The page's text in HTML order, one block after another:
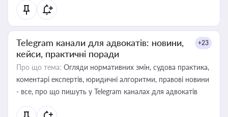
Telegram канали для адвокатів: новини,
кейси, практичні поради
+23
Про що тема: Огляди нормативних змін, судова практика,
коментарі експертів, юридичні алгоритми, правові новини
- все, про що пишуть у Telegram каналах для адвокатів